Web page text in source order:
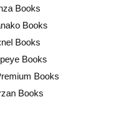
Books
Books
Books
Books
Books
Books